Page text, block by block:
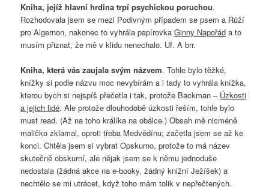
Kniha, jejíž hlavní hrdina trpí psychickou poruchou.
Rozhodovala jsem se mezi Podivným případem se psem a Růží
pro Algernon, nakonec to vyhrála papírovkaGinny Napořád a to
musím přiznat, že mě v klidu nenechalo. Uf. A brr.
Kniha, která vás zaujala svým názvem. Tohle bylo těžké,
knížky si podle názvu moc nevybírám a i tady to vyhrála knížka,
kterou bych si nejspíš přečetla i tak, protože Backman – Úzkosti
a jejich lidé. Ale protože dlouhodobě úzkosti řeším, tohle bylo
must read. (Až na toho králíka na obálce.) Obsah mě nicméně
maličko zklamal, oproti třeba Medvědínu; začetla jsem se až ke
konci. Chtěla jsem si vybrat Opskurno, protože to má název
skutečně obskurní, ale nějak jsem se k němu jednoduše
nedostala (žádná akce na e-booky, žádný knižní Ježíšek) a
nechtělo se mi utrácet, když toho mám tolik v nepřečtených.